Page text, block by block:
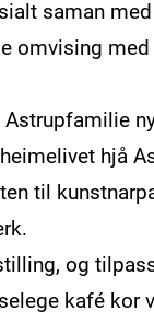
saman
omvising
hjå
til
og
kafé kor